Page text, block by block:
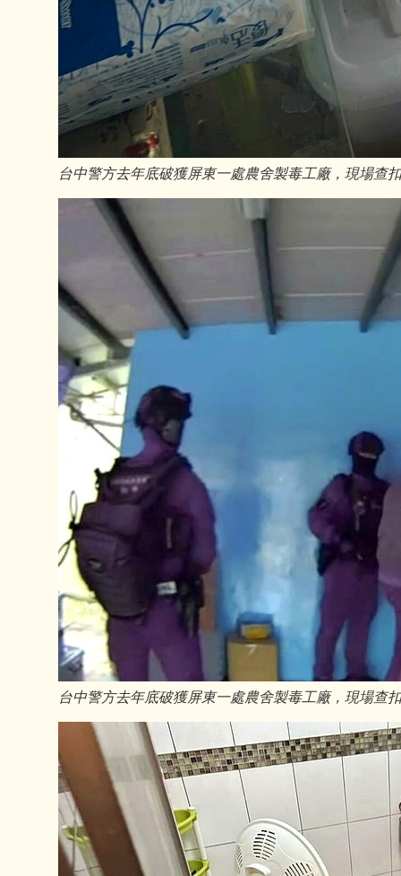
台中警方去年底破獲屏東一處農舍製毒工廠，現場
台中警方去年底破獲屏東一處農舍製毒工廠，現場